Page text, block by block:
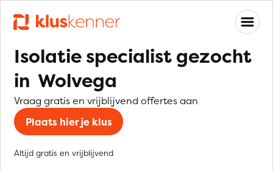
Isolatie specialist gezocht
in Wolvega
Vraag gratis en vrijblijvend offertes aan
Plaats hier je klus
Altijd gratis en vrijblijvend